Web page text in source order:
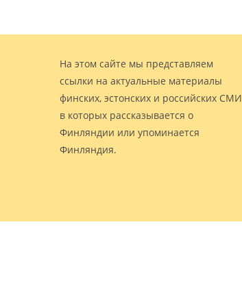
На этом сайте мы представляем
ссылки на актуальные материалы
финских, эстонских и российских СМИ
в которых рассказывается о
Финляндии или упоминается
Финляндия.